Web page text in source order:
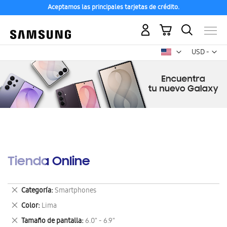
Aceptamos las principales tarjetas de crédito.
USD -
dólar
Mi carrito
Tienda Online
Categoría Smartphones
Eliminar
este
artículo
Color Lima
Eliminar
este
Tamaño de pantalla 6.0" - 6.9"
Eliminar